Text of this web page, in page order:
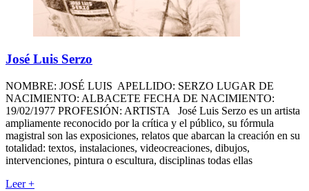
José Luis Serzo
NOMBRE: JOSÉ LUIS APELLIDO: SERZO LUGAR DE
NACIMIENTO: ALBACETE FECHA DE NACIMIENTO:
19/02/1977 PROFESIÓN: ARTISTA José Luis Serzo es un artista
ampliamente reconocido por la crítica y el público, su fórmula
magistral son las exposiciones, relatos que abarcan la creación en su
totalidad: textos, instalaciones, videocreaciones, dibujos,
intervenciones, pintura o escultura, disciplinas todas ellas
Leer+